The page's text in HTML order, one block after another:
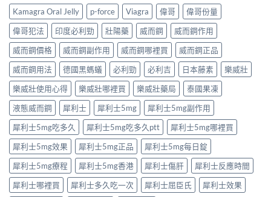
購
買
注
意
事
項〉
中
健
產
品
購
買
指
南〉
中
西
汀
如
何
改
善
早
洩？
起
效
時
間
與
作
用
機
制
全
什
麼？
完
整
解
析：
成
分、
療
程
安
排、
正
確
用
法
與
安
全
Kamagra Oral Jelly p-force Viagra 偉哥
偉哥份量
偉哥犯法
印度必利勁 壯陽藥 威而鋼
威而鋼作用
威而鋼價格
威而鋼副作用 威而鋼哪裡買
威而鋼正品
威而鋼用法
德國黑螞蟻 必利勁 必利吉 日本藤素
樂威壯
樂威壯使用心得
樂威壯哪裡買 樂威壯藥局
泰國果凍
液態威而鋼
犀利士 犀利士5mg
犀利士5mg副作用
犀利士5mg吃多久
犀利士5mg吃多久ptt
犀利士5mg哪裡買
犀利士5mg效果
犀利士5mg正品
犀利士5mg每日錠
犀利士5mg療程
犀利士5mg香港 犀利士傷肝
犀利士反應時間
犀利士哪裡買
犀利士多久吃一次 犀利士屈臣氏 犀利士效果